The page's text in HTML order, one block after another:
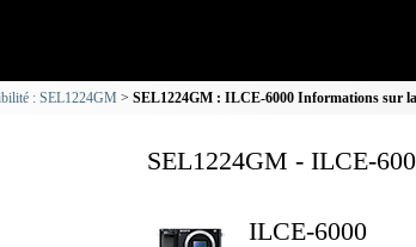
: SEL1224GM SEL1224GM : ILCE-6000 Informations sur
SEL1224GM - ILCE-
ILCE-6000